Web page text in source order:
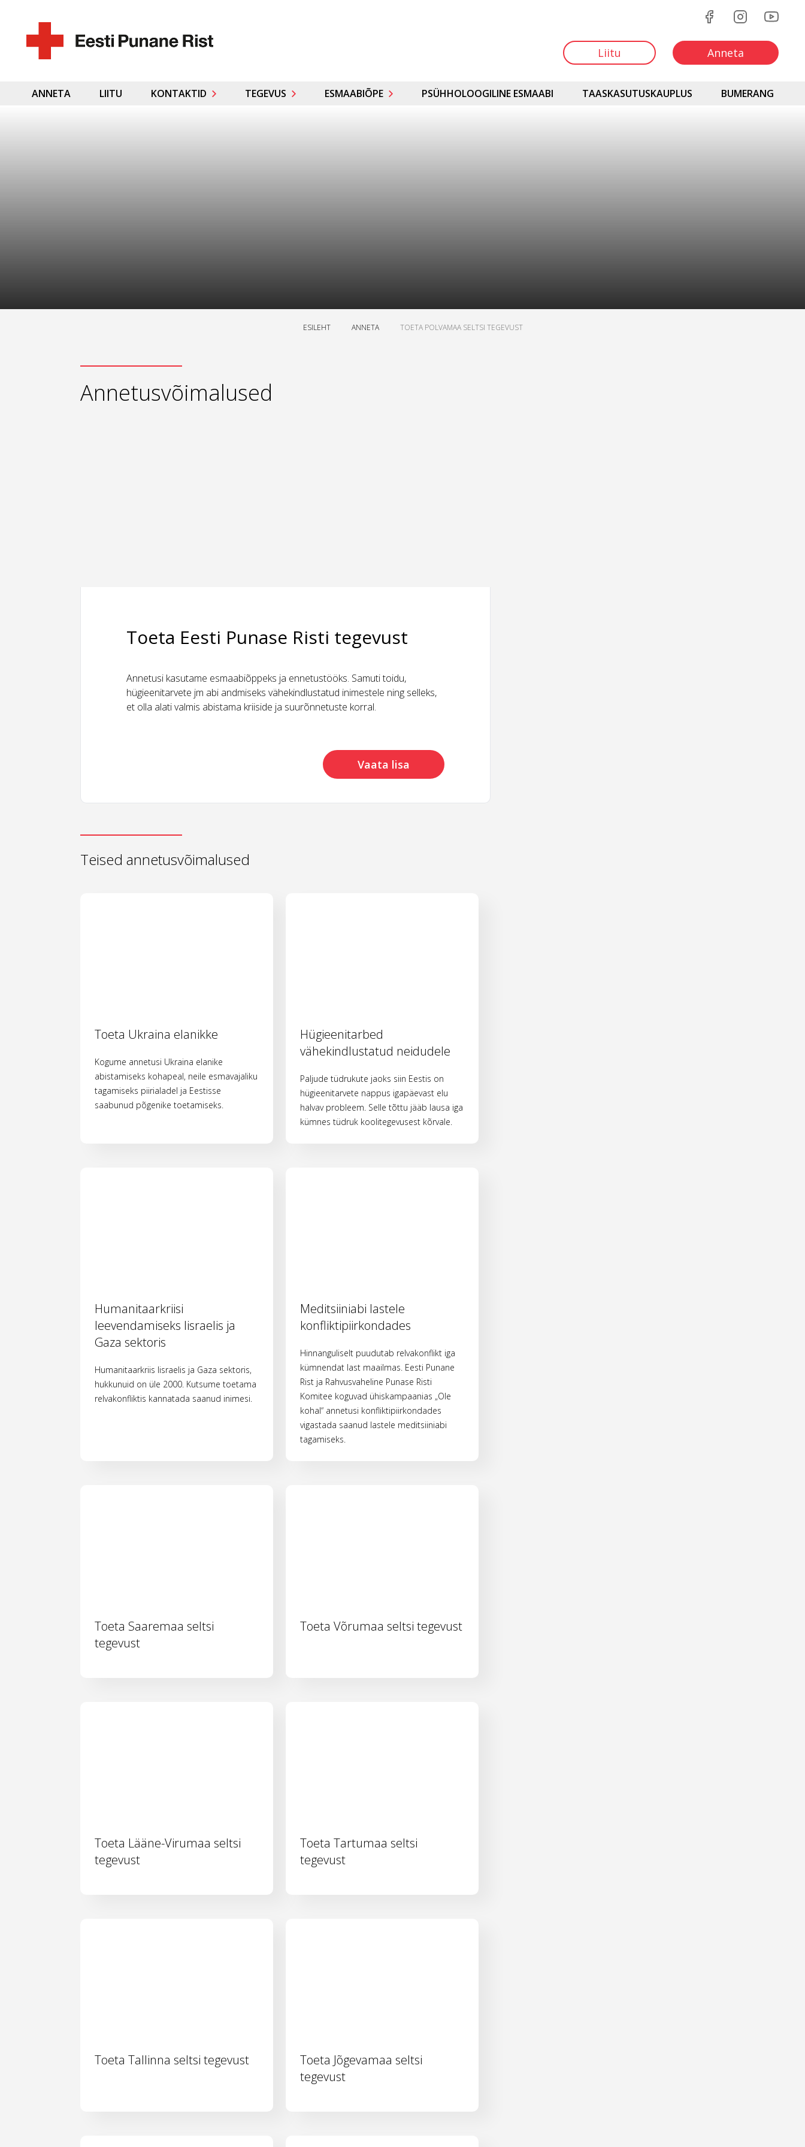
Liitu Anneta
ANNETA LIITU KONTAKTID TEGEVUS ESMAABIÕPE PSÜHHOLOOGILINE ESMAABI TAASKASUTUSKAUPLUS BUMERANG
ESILEHT ANNETA TOETA POLVAMAA SELTSI TEGEVUST
Annetusvõimalused
Toeta Eesti Punase Risti tegevust
Annetusi kasutame esmaabiõppeks ja ennetustööks. Samuti toidu,
hügieenitarvete jm abi andmiseks vähekindlustatud inimestele ning selleks,
et olla alati valmis abistama kriiside ja suurõnnetuste korral.
Vaata lisa
Teised annetusvõimalused
Toeta Ukraina elanikke
Kogume annetusi Ukraina elanike
abistamiseks kohapeal, neile esmavajaliku
tagamiseks piirialadel ja Eestisse
saabunud põgenike toetamiseks.
Hügieenitarbed
vähekindlustatud neidudele
Paljude tüdrukute jaoks siin Eestis on
hügieenitarvete nappus igapäevast elu
halvav probleem. Selle tõttu jääb lausa iga
kümnes tüdruk koolitegevusest kõrvale.
Humanitaarkriisi
leevendamiseks Iisraelis ja
Gaza sektoris
Humanitaarkriis Iisraelis ja Gaza sektoris,
hukkunuid on üle 2000. Kutsume toetama
relvakonfliktis kannatada saanud inimesi.
Meditsiiniabi lastele
konfliktipiirkondades
Hinnanguliselt puudutab relvakonflikt iga
kümnendat last maailmas. Eesti Punane
Rist ja Rahvusvaheline Punase Risti
Komitee koguvad ühiskampaanias „Ole
kohal“ annetusi konfliktipiirkondades
vigastada saanud lastele meditsiiniabi
tagamiseks.
Toeta Saaremaa seltsi
tegevust
Toeta Võrumaa seltsi tegevust
Toeta Lääne-Virumaa seltsi
tegevust
Toeta Tartumaa seltsi
tegevust
Toeta Tallinna seltsi tegevust
Toeta Jõgevamaa seltsi
tegevust